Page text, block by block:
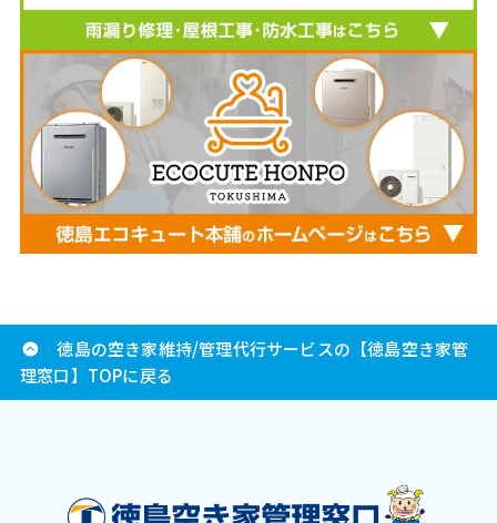
徳島の空き家維持/管理代行サービスの【徳島空き家管
理窓口】TOPに戻る